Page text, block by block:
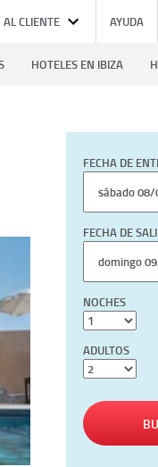
CLIENTE AYUDA
HOTELES EN IBIZA
FECHA DE
FECHA DE
NOCHES
ADULTOS